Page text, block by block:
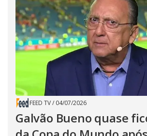
FEED TV/ 04/07/2026
Galvão Bueno quase